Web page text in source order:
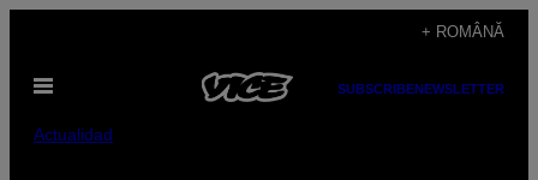
content
+ ROMÂNĂ
Open
SUBSCRIBENEWSLETTER
Actualidad